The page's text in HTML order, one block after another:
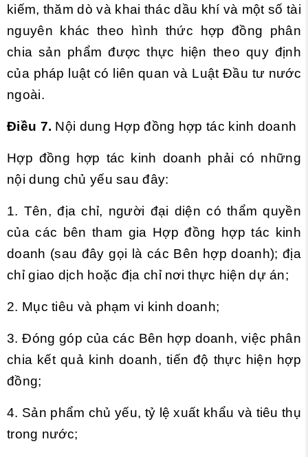
kiếm, thăm dò và khai thác dầu khí và một số tài
nguyên khác theo hình thức hợp đồng phân
chia sản phẩm được thực hiện theo quy định
của pháp luật có liên quan và Luật Đầu tư nước
ngoài.
Điều 7. Nội dung Hợp đồng hợp tác kinh doanh
Hợp đồng hợp tác kinh doanh phải có những
nội dung chủ yếu sau đây:
1. Tên, địa chỉ, người đại diện có thẩm quyền
của các bên tham gia Hợp đồng hợp tác kinh
doanh (sau đây gọi là các Bên hợp doanh); địa
chỉ giao dịch hoặc địa chỉ nơi thực hiện dự án;
2. Mục tiêu và phạm vi kinh doanh;
3. Đóng góp của các Bên hợp doanh, việc phân
chia kết quả kinh doanh, tiến độ thực hiện hợp
đồng;
4. Sản phẩm chủ yếu, tỷ lệ xuất khẩu và tiêu thụ
trong nước;